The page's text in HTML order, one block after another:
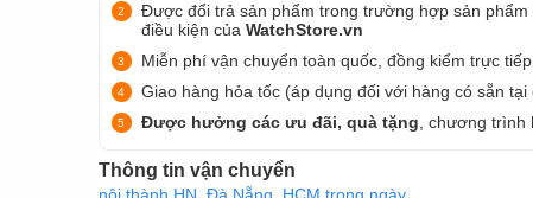
Được đổi trả sản phẩm trong trường hợp sản phẩm
điều kiện của WatchStore.vn
Miễn phí vận chuyển toàn quốc, đồng kiểm trực tiếp
Giao hàng hỏa tốc (áp dụng đối với hàng có sẵn
Được hưởng các ưu đãi, quà tặng , chương trình
Thông tin vận chuyển